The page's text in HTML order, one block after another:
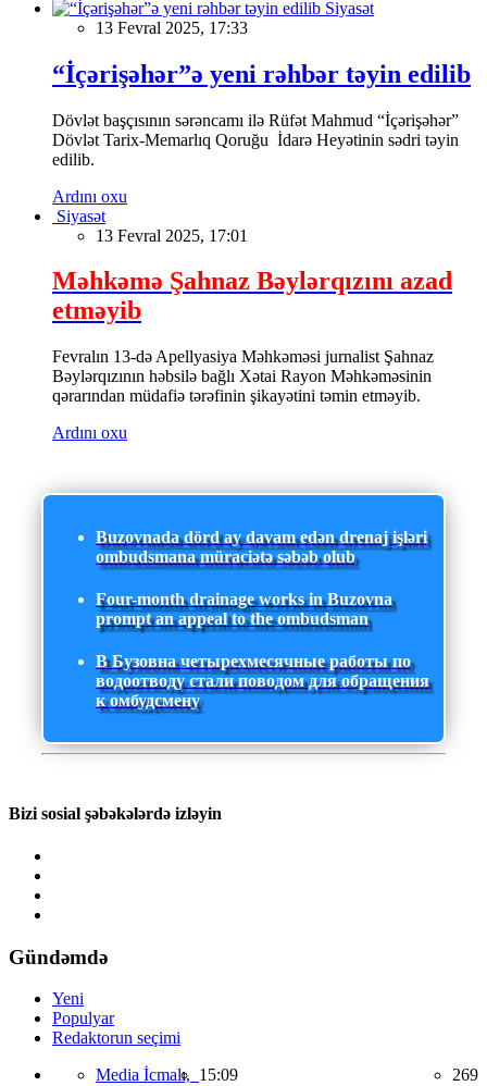
Siyasət
13 Fevral 2025, 17:33
“İçərişəhər”ə yeni rəhbər təyin edilib
Dövlət başçısının sərəncamı ilə Rüfət Mahmud “İçərişəhər”
Dövlət Tarix-Memarlıq Qoruğu İdarə Heyətinin sədri təyin
edilib.
Ardını oxu
Siyasət
13 Fevral 2025, 17:01
Məhkəmə Şahnaz Bəylərqızını azad
etməyib
Fevralın 13-də Apellyasiya Məhkəməsi jurnalist Şahnaz
Bəylərqızının həbsilə bağlı Xətai Rayon Məhkəməsinin
qərarından müdafiə tərəfinin şikayətini təmin etməyib.
Ardını oxu
Buzovnada dörd ay davam edən drenaj işləri
ombudsmana müraciətə səbəb olub
Four-month drainage works in Buzovna
prompt an appeal to the ombudsman
В Бузовна четырехмесячные работы по
водоотводу стали поводом для обращения
к омбудсмену
Bizi sosial şəbəkələrdə izləyin
Gündəmdə
Yeni
Populyar
Redaktorun seçimi
Media İcmalı, 15:09 269